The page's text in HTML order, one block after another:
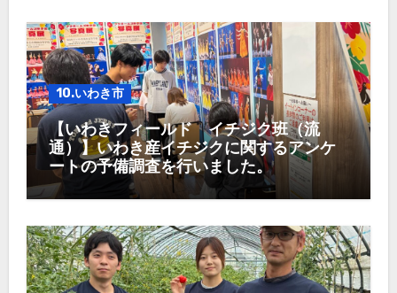
10.いわき市
【いわきフィールド イチジク班（流
通）】いわき産イチジクに関するアンケ
ートの予備調査を行いました。